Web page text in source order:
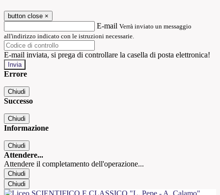
button close ×
E-mail Verrà inviato un messaggio
all'indirizzo indicato con le istruzioni necessarie.
E-mail inviata, si prega di controllare la casella di posta elettronica!
Errore
Chiudi
Successo
Chiudi
Informazione
Chiudi
Attendere...
Attendere il completamento dell'operazione...
Chiudi
Chiudi